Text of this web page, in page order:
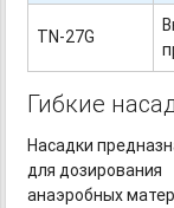
TN-27G
Гибкие
Насадки
для дозирования
анаэробных